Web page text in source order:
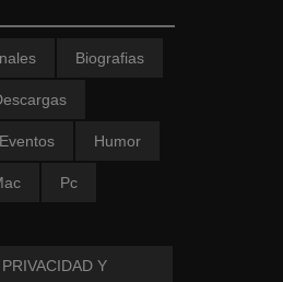
Biografias
Eventos Humor
Pc
Y